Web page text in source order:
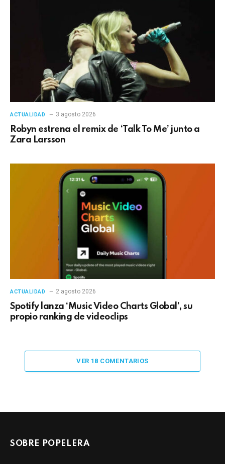
ACTUALIDAD 3 agosto 2026
Robyn estrena el remix de ‘Talk To Me’ junto a
Zara Larsson
ACTUALIDAD 2 agosto 2026
Spotify lanza ‘Music Video Charts Global’, su
propio ranking de videoclips
VER 18 COMENTARIOS
SOBRE POPELERA